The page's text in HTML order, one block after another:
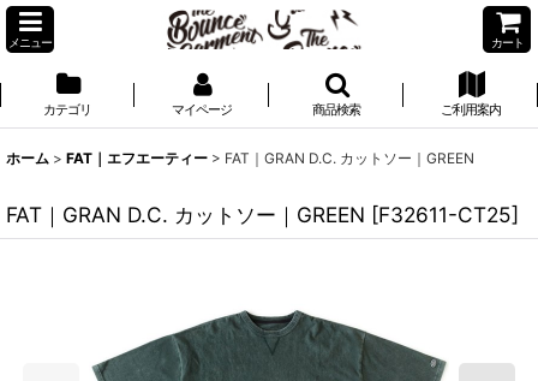
メニュー カート
カテゴリ マイページ 商品検索 ご利用案内
ホーム > FAT｜エフエーティー > FAT｜GRAN D.C. カットソー｜GREEN
FAT｜GRAN D.C. カットソー｜GREEN [F32611-CT25]